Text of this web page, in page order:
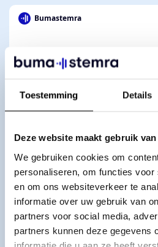
Toestemming Details
Deze website maakt gebruik
We gebruiken cookies om
personaliseren, om functies voor
en om ons websiteverkeer te
informatie over uw gebruik van
partners voor social media,
partners kunnen deze gegevens
informatie die u aan ze heeft
Bumastemra